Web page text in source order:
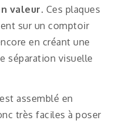
valeur. Ces plaques
sur un comptoir
en créant une
séparation visuelle
assemblé en
très faciles à poser